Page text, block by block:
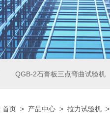
QGB-2石膏板三点弯曲试验机
首页 > 产品中心 > 拉力试验机 >